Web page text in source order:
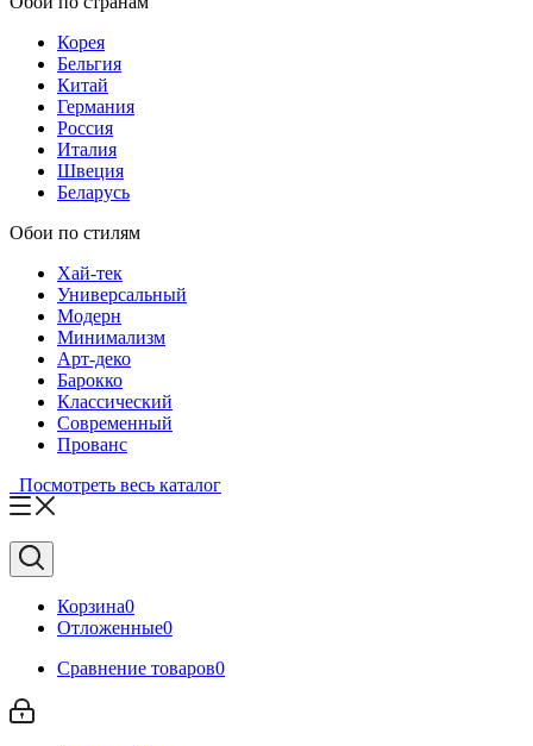
Корея
Бельгия
Китай
Германия
Россия
Италия
Швеция
Беларусь
Обои по стилям
Хай-тек
Универсальный
Модерн
Минимализм
Арт-деко
Барокко
Классический
Современный
Прованс
Посмотреть весь каталог
Корзина0
Отложенные0
Сравнение товаров0